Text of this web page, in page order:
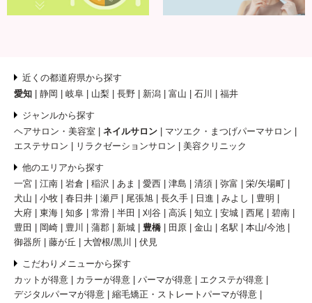
近くの都道府県から探す
愛知
静岡 岐阜 山梨 長野 新潟 富山 石川 福井
ジャンルから探す
ヘアサロン・美容室
ネイルサロン
マツエク・まつげパーマサロン
エステサロン
リラクゼーションサロン 美容クリニック
他のエリアから探す
一宮
江南 岩倉 稲沢 あま 愛西 津島 清須 弥富
栄/矢場町
犬山
小牧 春日井 瀬戸 尾張旭 長久手 日進 みよし
豊明
大府
東海 知多 常滑 半田 刈谷 高浜 知立 安城 西尾
碧南
豊田
岡崎 豊川 蒲郡 新城 豊橋 田原 金山 名駅
本山/今池
御器所
藤が丘 大曽根/黒川 伏見
こだわりメニューから探す
カットが得意
カラーが得意 パーマが得意
エクステが得意
デジタルパーマが得意
縮毛矯正・ストレートパーマが得意